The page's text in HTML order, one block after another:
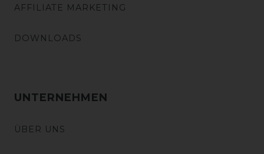
AFFILIATE MARKETING
DOWNLOADS
UNTERNEHMEN
ÜBER UNS